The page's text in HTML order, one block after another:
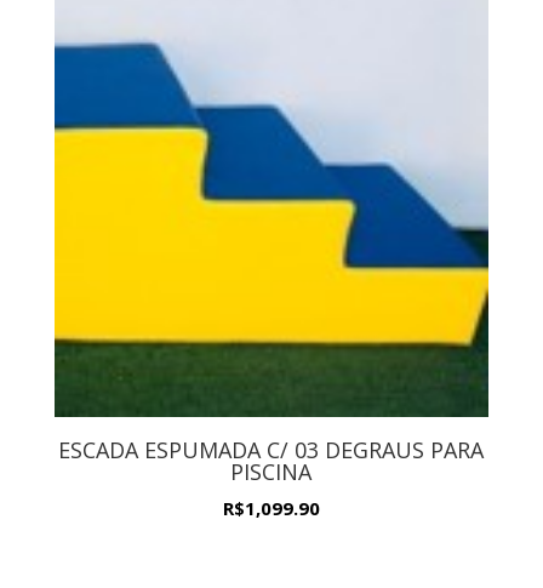
ESCADA ESPUMADA C/ 03 DEGRAUS PARA
PISCINA
R$1,099.90